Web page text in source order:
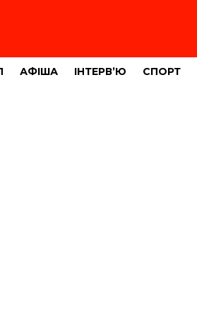
АФІША ІНТЕРВ’Ю СПОРТ